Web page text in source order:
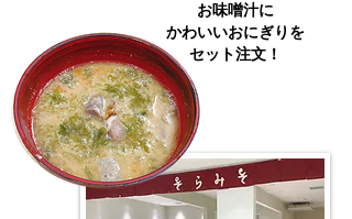
お味噌汁に
かわいいおにぎりを
セット注文！